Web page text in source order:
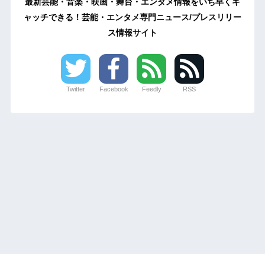
最新芸能・音楽・映画・舞台・エンタメ情報をいち早くキ
ャッチできる！芸能・エンタメ専門ニュース/プレスリリー
ス情報サイト
Twitter Facebook Feedly RSS